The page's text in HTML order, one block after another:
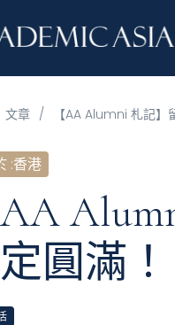
文章 / 【AA Alumni 札記】
:香港
AA
圓滿！